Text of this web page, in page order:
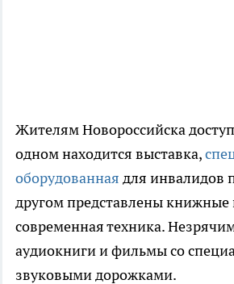
Жителям Новороссийска
одном находится выставка,
оборудованная для инвалидов
другом представлены
современная техника.
аудиокниги и фильмы со
звуковыми дорожками.